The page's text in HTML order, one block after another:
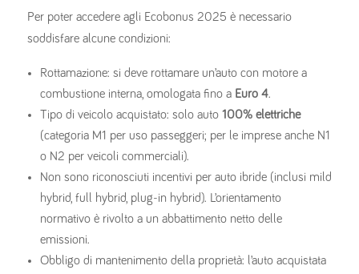
Per poter accedere agli Ecobonus 2025 è necessario
soddisfare alcune condizioni:
Rottamazione: si deve rottamare un’auto con motore a
combustione interna, omologata fino a Euro 4.
Tipo di veicolo acquistato: solo auto 100% elettriche
(categoria M1 per uso passeggeri; per le imprese anche N1
o N2 per veicoli commerciali).
Non sono riconosciuti incentivi per auto ibride (inclusi mild
hybrid, full hybrid, plug-in hybrid). L’orientamento
normativo è rivolto a un abbattimento netto delle
emissioni.
Obbligo di mantenimento della proprietà: l’auto acquistata